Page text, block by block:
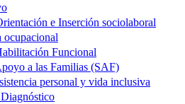
e Inserción sociolaboral
ocupacional
Funcional
a las Familias (SAF)
personal y vida inclusiva